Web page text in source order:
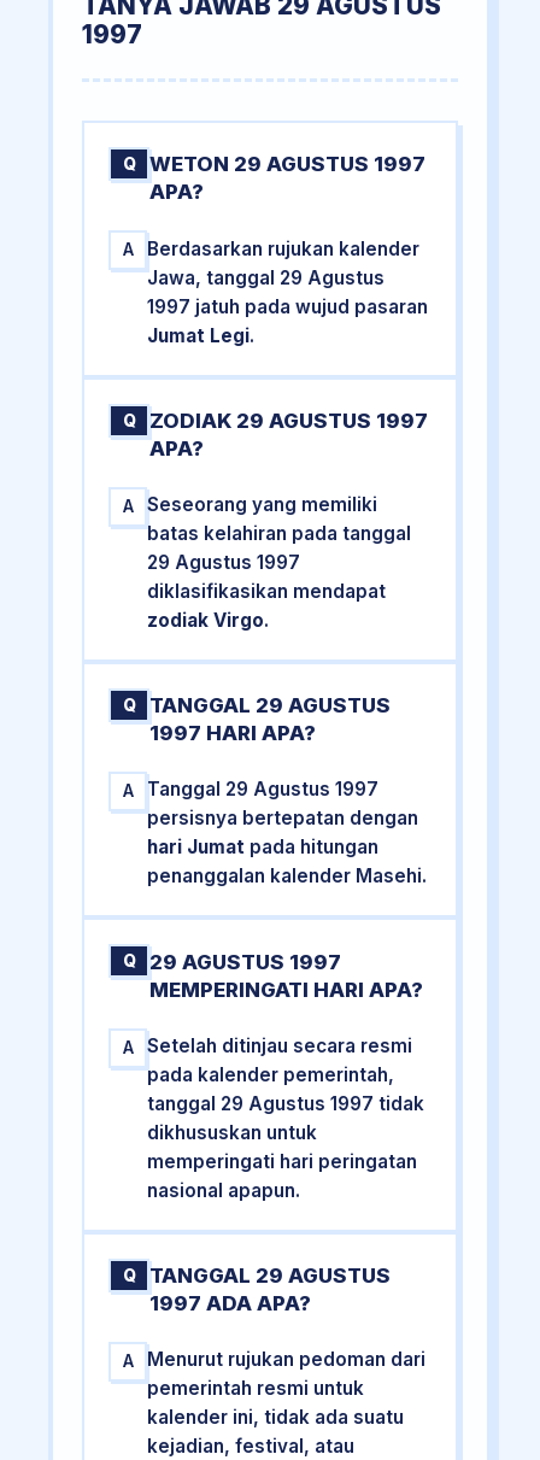
1997
Q
WETON 29 AGUSTUS 1997
APA?
A
Berdasarkan rujukan kalender
Jawa, tanggal 29 Agustus
1997 jatuh pada wujud pasaran
Jumat Legi.
Q
ZODIAK 29 AGUSTUS 1997
APA?
A
Seseorang yang memiliki
batas kelahiran pada tanggal
29 Agustus 1997
diklasifikasikan mendapat
zodiak Virgo.
Q
TANGGAL 29 AGUSTUS
1997 HARI APA?
A
Tanggal 29 Agustus 1997
persisnya bertepatan dengan
hari Jumat pada hitungan
penanggalan kalender Masehi.
Q
29 AGUSTUS 1997
MEMPERINGATI HARI APA?
A
Setelah ditinjau secara resmi
pada kalender pemerintah,
tanggal 29 Agustus 1997 tidak
dikhususkan untuk
memperingati hari peringatan
nasional apapun.
Q
TANGGAL 29 AGUSTUS
1997 ADA APA?
A
Menurut rujukan pedoman dari
pemerintah resmi untuk
kalender ini, tidak ada suatu
kejadian, festival, atau